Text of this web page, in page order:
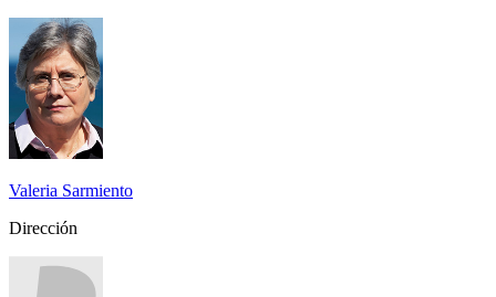
Valeria Sarmiento
Dirección